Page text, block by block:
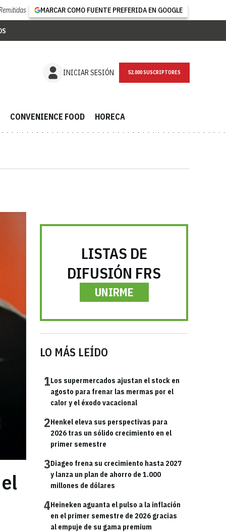
MARCAR COMO FUENTE PREFERIDA EN GOOGLE
INICIAR SESIÓN NEWSLETTER
CONVENIENCE FOOD HORECA
LISTAS DE
DIFUSIÓN FRS
UNIRME
LO MÁS LEÍDO
1Los supermercados ajustan el stock en
agosto para frenar las mermas por el
calor y el éxodo vacacional
2Henkel eleva sus perspectivas para
2026 tras un sólido crecimiento en el
primer semestre
3Diageo frena su crecimiento hasta 2027
y lanza un plan de ahorro de 1.000
millones de dólares
4Heineken aguanta el pulso a la inflación
en el primer semestre de 2026 gracias
al empuje de su gama premium